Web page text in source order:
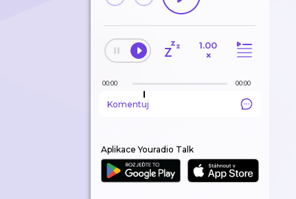
1.00
×
00:00 00:00
Komentuj
Aplikace Youradio Talk